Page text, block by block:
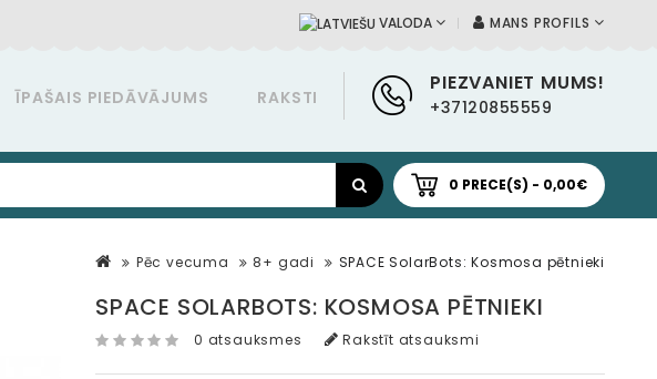
MANS PROFILS
VALODA
PIEZVANIET MUMS!
+37120855559
ĪPAŠAIS PIEDĀVĀJUMS RAKSTI
0 PRECE(S) - 0,00€
Pēc vecuma 8+ gadi SPACE SolarBots: Kosmosa pētnieki
SPACE SOLARBOTS: KOSMOSA PĒTNIEKI
0 atsauksmes Rakstīt atsauksmi